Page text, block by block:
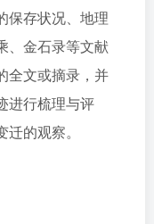
保存状况、地理
、金石录等文献
全文或摘录，并
进行梳理与评
的观察。